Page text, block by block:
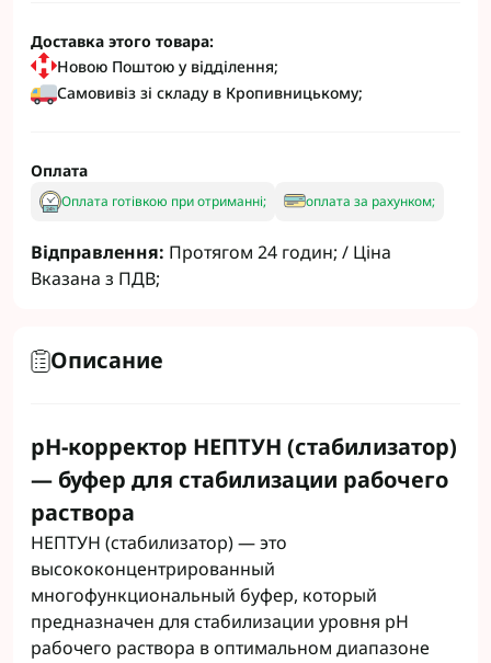
Доставка этого товара:
Новою Поштою у відділення;
Самовивіз зі складу в Кропивницькому;
Оплата
Оплата готівкою при отриманні; оплата за рахунком;
Відправлення: Протягом 24 годин; / Ціна
Вказана з ПДВ;
Описание
рН-корректор НЕПТУН (стабилизатор)
— буфер для стабилизации рабочего
раствора
НЕПТУН (стабилизатор) — это
высококонцентрированный
многофункциональный буфер, который
предназначен для стабилизации уровня pH
рабочего раствора в оптимальном диапазоне